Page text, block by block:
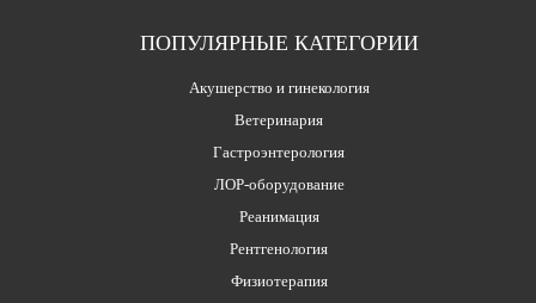
ПОПУЛЯРНЫЕ КАТЕГОРИИ
Акушерство и гинекология
Ветеринария
Гастроэнтерология
ЛОР-оборудование
Реанимация
Рентгенология
Физиотерапия